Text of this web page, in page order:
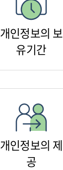
개인정보의 보
유기간
개인정보의 제
공